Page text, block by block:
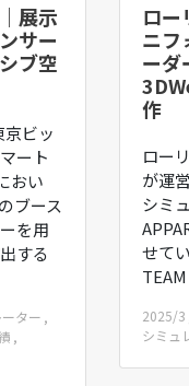
展示
サー
ブ空
ビッ
ート
おい
ブース
を用
する
ター
ロー
ニフ
ーダ
作
ロー
が運
シミ
せて
2025/3
シミュ